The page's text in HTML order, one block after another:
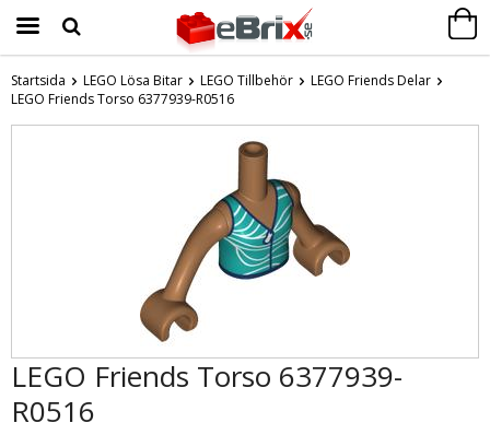
Produkten har blivit tillagd i varukorgen
Startsida LEGO Lösa Bitar LEGO Tillbehör
LEGO Friends Delar
LEGO Friends Torso 6377939-R0516
LEGO Friends Torso 6377939-
R0516